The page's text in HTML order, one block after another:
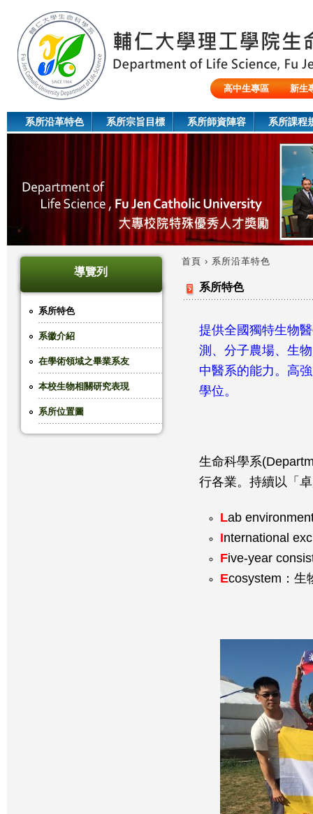
高中生專區
新生
系所沿革特色 系所宗旨目標 系所師資陣容 系所課程
導覽列
系所特色
系徽介紹
在學術領域之畢業系友
本校生物相關研究表現
系所位置圖
您
首頁 › 系所沿革特色
系所特色
提供全國獨特生物
測、分子農場、生
中醫系的能力。高
學位。
生命科學系
行各業。持續以「
Lab
International
Five-year
Ecosystem：生